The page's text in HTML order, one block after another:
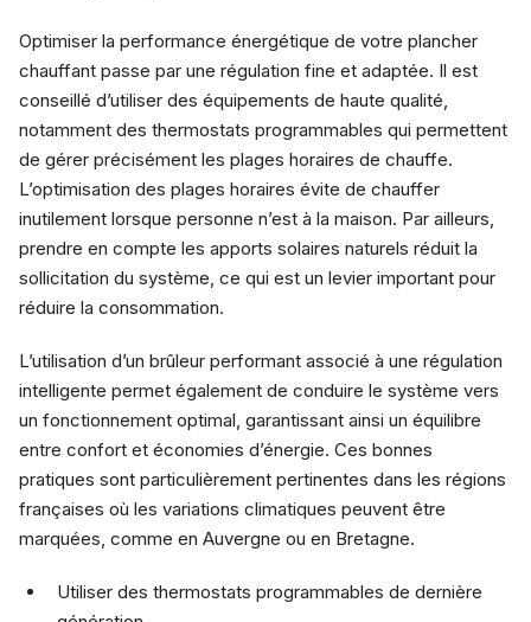
Optimiser la performance énergétique de votre plancher
chauffant passe par une régulation fine et adaptée. Il est
conseillé d’utiliser des équipements de haute qualité,
notamment des thermostats programmables qui permettent
de gérer précisément les plages horaires de chauffe.
L’optimisation des plages horaires évite de chauffer
inutilement lorsque personne n’est à la maison. Par ailleurs,
prendre en compte les apports solaires naturels réduit la
sollicitation du système, ce qui est un levier important pour
réduire la consommation.
L’utilisation d’un brûleur performant associé à une régulation
intelligente permet également de conduire le système vers
un fonctionnement optimal, garantissant ainsi un équilibre
entre confort et économies d’énergie. Ces bonnes
pratiques sont particulièrement pertinentes dans les régions
françaises où les variations climatiques peuvent être
marquées, comme en Auvergne ou en Bretagne.
Utiliser des thermostats programmables de dernière